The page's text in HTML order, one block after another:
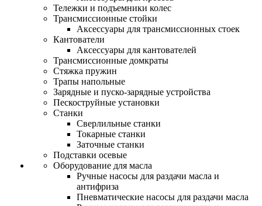
Тележки и подъемники колес
Трансмиссионные стойки
Аксессуары для трансмиссионных стоек
Кантователи
Аксессуары для кантователей
Трансмиссионные домкраты
Стяжка пружин
Трапы напольные
Зарядные и пуско-зарядные устройства
Пескоструйные установки
Станки
Сверлильные станки
Токарные станки
Заточные станки
Подставки осевые
Оборудование для масла
Ручные насосы для раздачи масла и
антифриза
Пневматические насосы для раздачи масла